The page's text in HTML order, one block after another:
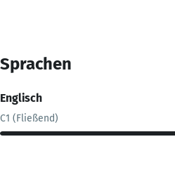
Sprachen
Englisch
C1 (Fließend)